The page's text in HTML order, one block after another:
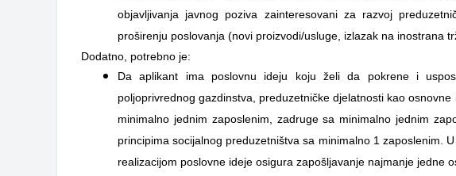
objavljivanja javnog poziva zainteresovani za razvoj
proširenju poslovanja (novi proizvodi/usluge, izlazak na inostrana
Dodatno, potrebno je:
Da aplikant ima poslovnu ideju koju želi da pokrene i
poljoprivrednog gazdinstva, preduzetničke djelatnosti kao
minimalno jednim zaposlenim, zadruge sa minimalno jednim
principima socijalnog preduzetništva sa minimalno 1 zaposlenim.
realizacijom poslovne ideje osigura zapošljavanje najmanje jedne